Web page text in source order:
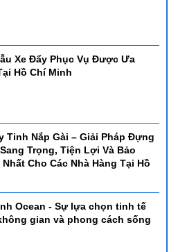
Xe Đẩy Phục Vụ Được Ưa
Hồ Chí Minh
Tinh Nắp Gài – Giải Pháp Đựng
Trọng, Tiện Lợi Và Bảo
Cho Các Nhà Hàng Tại Hồ
Ocean - Sự lựa chọn tinh tế
gian và phong cách sống